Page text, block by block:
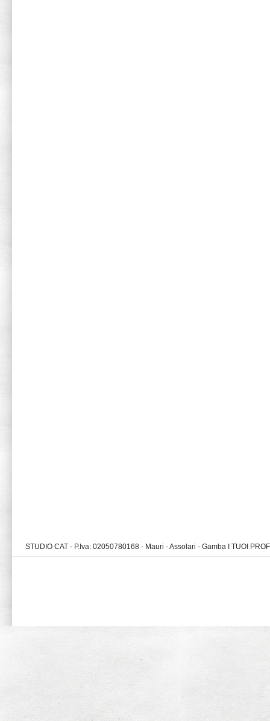
STUDIO CAT - P.Iva: 02050780168 - Mauri - Assolari - Gamba I TUOI